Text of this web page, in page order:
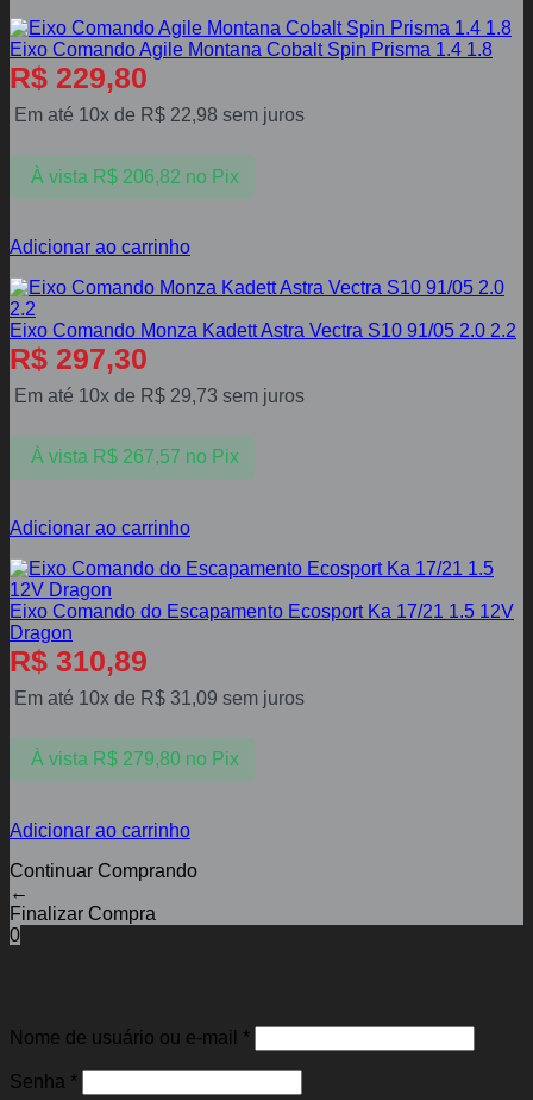
Eixo Comando Agile Montana Cobalt Spin Prisma 1.4 1.8
R$ 229,80
Em até 10x de R$ 22,98 sem juros
À vista R$206,82 no Pix
Adicionar ao carrinho
Eixo Comando Monza Kadett Astra Vectra S10 91/05 2.0 2.2
R$ 297,30
Em até 10x de R$ 29,73 sem juros
À vista R$267,57 no Pix
Adicionar ao carrinho
Eixo Comando do Escapamento Ecosport Ka 17/21 1.5 12V
Dragon
R$ 310,89
Em até 10x de R$ 31,09 sem juros
À vista R$279,80 no Pix
Adicionar ao carrinho
Continuar Comprando
←
Finalizar Compra
0
Nome de usuário ou e-mail *Obrigatório
Senha *Obrigatório